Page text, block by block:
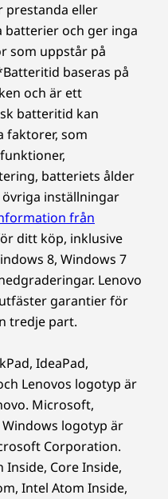
på region/modell.
prestanda eller
batterier och ger inga
som uppstår på
baseras på
och är ett
batteritid kan
faktorer, som
batteriets ålder
inställningar
från
ditt köp, inklusive
8, Windows 7
Lenovo
garantier för
tredje part.
IdeaPad,
Lenovos logotyp är
Microsoft,
logotyp är
Corporation.
Inside, Core Inside,
Intel Atom Inside,